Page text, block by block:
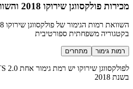
מכירות פולקסווגן שירוקו 2018 והשוואה למתחרים
בקטגוריה משפחתית ספורטיבית
רמות גימור מתחרים
בשנת 2018